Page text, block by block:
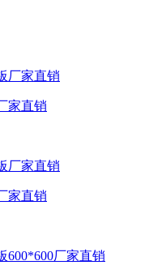
家直销
家直销